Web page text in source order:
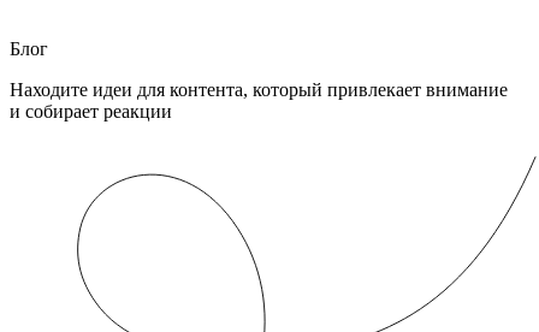
Блог
Находите идеи для контента, который привлекает внимание
и собирает реакции